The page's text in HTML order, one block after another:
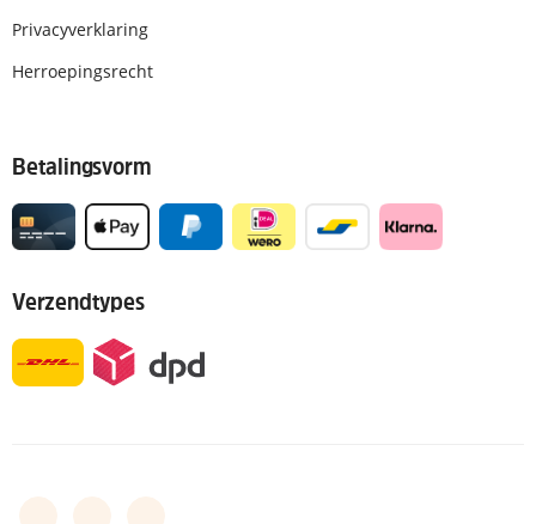
Privacyverklaring
Herroepingsrecht
Betalingsvorm
Verzendtypes